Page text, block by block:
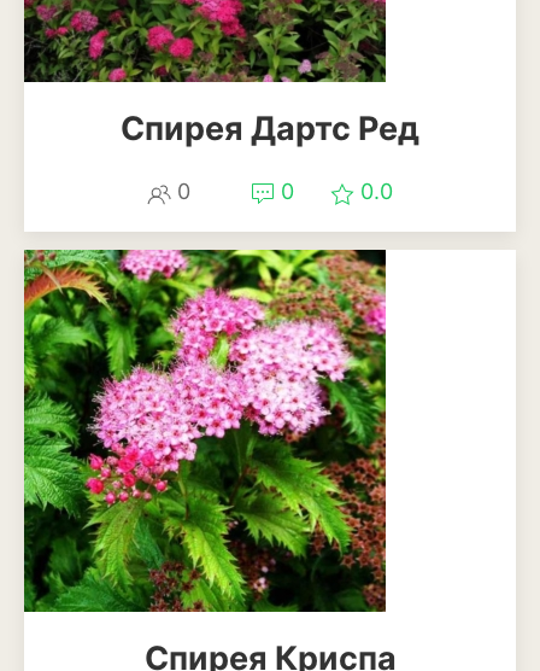
Облепиха
Персик
Хурма
Черешня
Шелковица
Яблоня
Пряные и лекарственные
растения
Базилик
Душица
Кинза или кориандр
Спирея Дартс Ред
0 0 0.0
Спирея Криспа